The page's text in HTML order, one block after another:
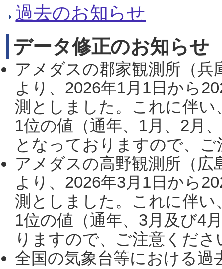
過去のお知らせ
データ修正のお知らせ
アメダスの郡家観測所（
より、2026年1月1日から
測としました。これに伴い
1位の値（通年、1月、2月
となっておりますので、
アメダスの高野観測所（
より、2026年3月1日から
測としました。これに伴い
1位の値（通年、3月及び4
りますので、ご注意くだ
全国の気象台等における過